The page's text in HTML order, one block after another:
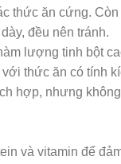
thức ăn cứng.
đều nên tránh.
lượng tinh bột
thức ăn có tính
hợp, nhưng
và vitamin để